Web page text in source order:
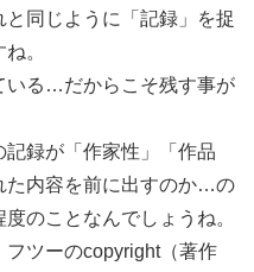
同じように「記録」を捉
。
いる…だからこそ残す事が
録が「作家性」「作品
た内容を前に出すのか…の
のことなんでしょうね。
フツーのcopyright（著作